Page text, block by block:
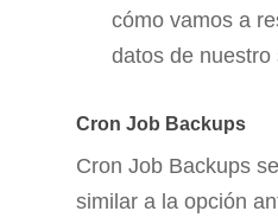
cómo vamos a
datos de nuestro
Cron Job Backups
Cron Job Backups
similar a la opción